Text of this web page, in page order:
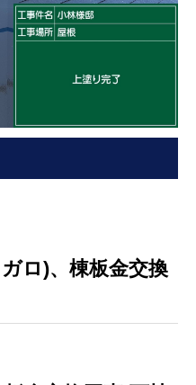
ロ)、棟板金交換